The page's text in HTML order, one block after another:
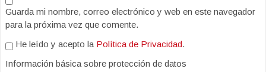
Guarda mi nombre, correo electrónico y web en este navegador
para la próxima vez que comente.
He leído y acepto la Política de Privacidad.
Información básica sobre protección de datos